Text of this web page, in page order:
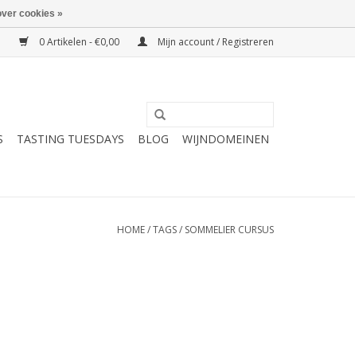
0 Artikelen - €0,00 Mijn account / Registreren
TASTING TUESDAYS BLOG WIJNDOMEINEN
HOME/TAGS/ SOMMELIER CURSUS
cookies »